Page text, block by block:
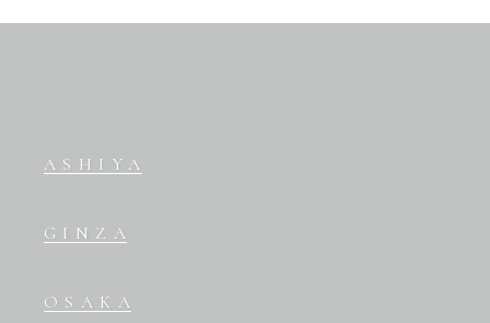
ASHIYA
GINZA
OSAKA